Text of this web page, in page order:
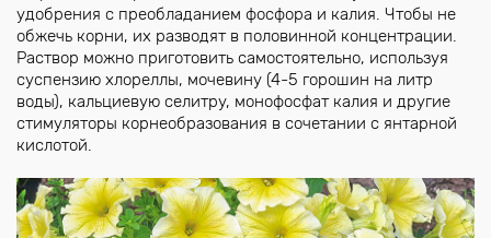
удобрения с преобладанием фосфора и калия. Чтобы не
обжечь корни, их разводят в половинной концентрации.
Раствор можно приготовить самостоятельно, используя
суспензию хлореллы, мочевину (4-5 горошин на литр
воды), кальциевую селитру, монофосфат калия и другие
стимуляторы корнеобразования в сочетании с янтарной
кислотой.